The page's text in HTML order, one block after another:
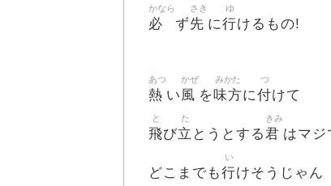
必
かなら
ず先
さき
に行
ゆ
けるもの!
熱
あつ
い 風
かぜ
を味方
みかた
に付
つ
けて
飛
と
び立
た
とうとする君
きみ
はマジ
どこまでも行
い
けそうじゃん